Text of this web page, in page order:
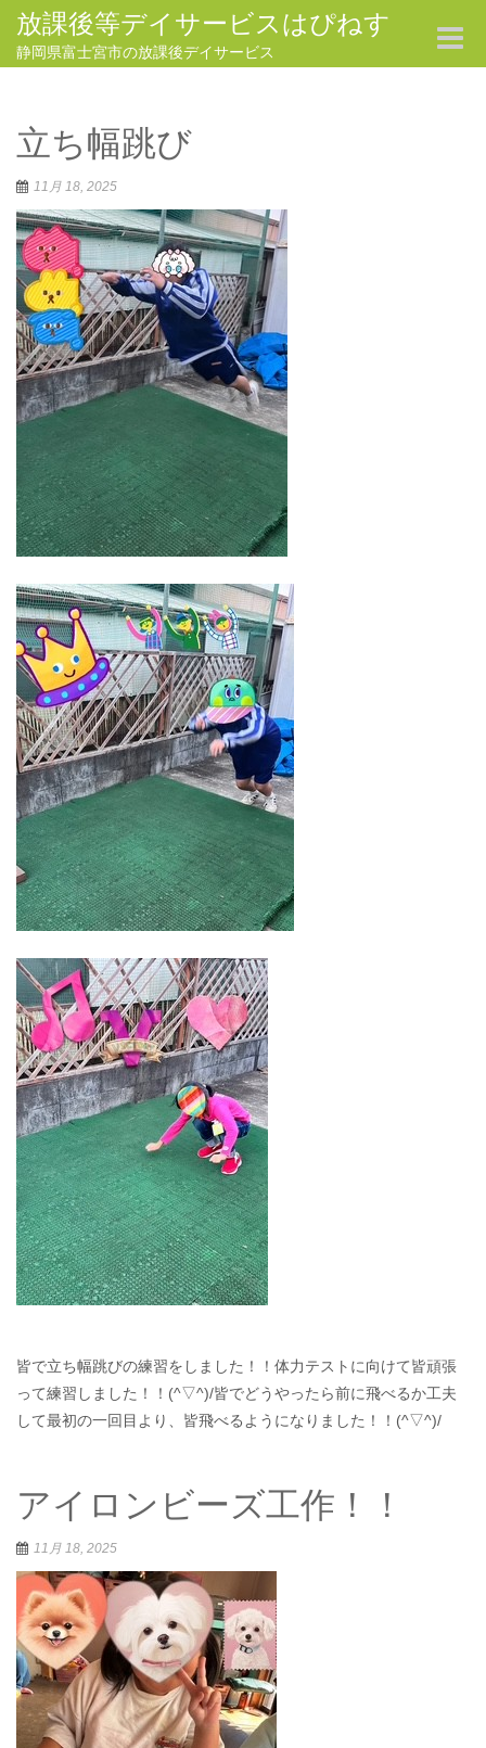
放課後等デイサービスはぴねす
静岡県富士宮市の放課後デイサービス
Toggle
立ち幅跳び
11月 18, 2025
皆で立ち幅跳びの練習をしました！！体力テストに向けて皆頑張
って練習しました！！(^▽^)/皆でどうやったら前に飛べるか工夫
して最初の一回目より、皆飛べるようになりました！！(^▽^)/
アイロンビーズ工作！！
11月 18, 2025